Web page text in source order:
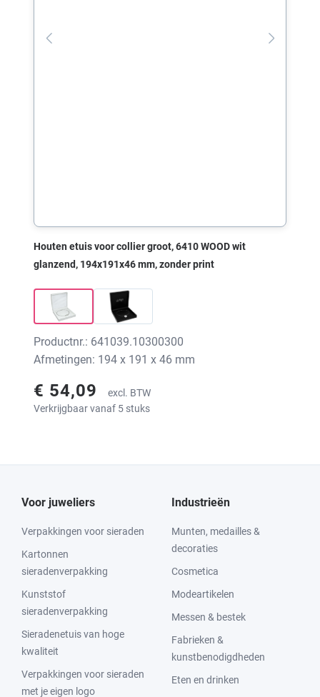
Houten etuis voor collier groot, 6410 WOOD wit
glanzend, 194x191x46 mm, zonder print
Productnr.: 641039.10300300
Afmetingen: 194 x 191 x 46 mm
€ 54,09
excl. BTW
Verkrijgbaar vanaf 5 stuks
Voor juweliers
Verpakkingen voor sieraden
Kartonnen
sieradenverpakking
Kunststof
sieradenverpakking
Sieradenetuis van hoge
kwaliteit
Verpakkingen voor sieraden
met je eigen logo
Industrieën
Munten, medailles &
decoraties
Cosmetica
Modeartikelen
Messen & bestek
Fabrieken &
kunstbenodigdheden
Eten en drinken